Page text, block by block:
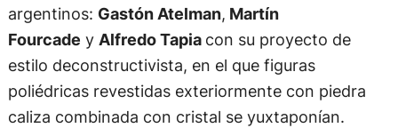
argentinos: Gastón Atelman, Martín
Fourcade y Alfredo Tapia con su proyecto de
estilo deconstructivista, en el que figuras
poliédricas revestidas exteriormente con piedra
caliza combinada con cristal se yuxtaponían.